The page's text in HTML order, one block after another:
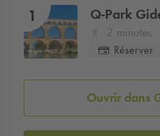
1 Q-Park
2 minutes
Réserver
Ouvrir dans